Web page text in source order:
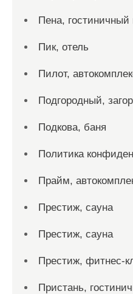
Пена, гостиничный
Пик, отель
Пилот,
Подгородный,
Подкова, баня
Политика
Прайм,
Престиж, сауна
Престиж, сауна
Престиж, фитнес-
Пристань,